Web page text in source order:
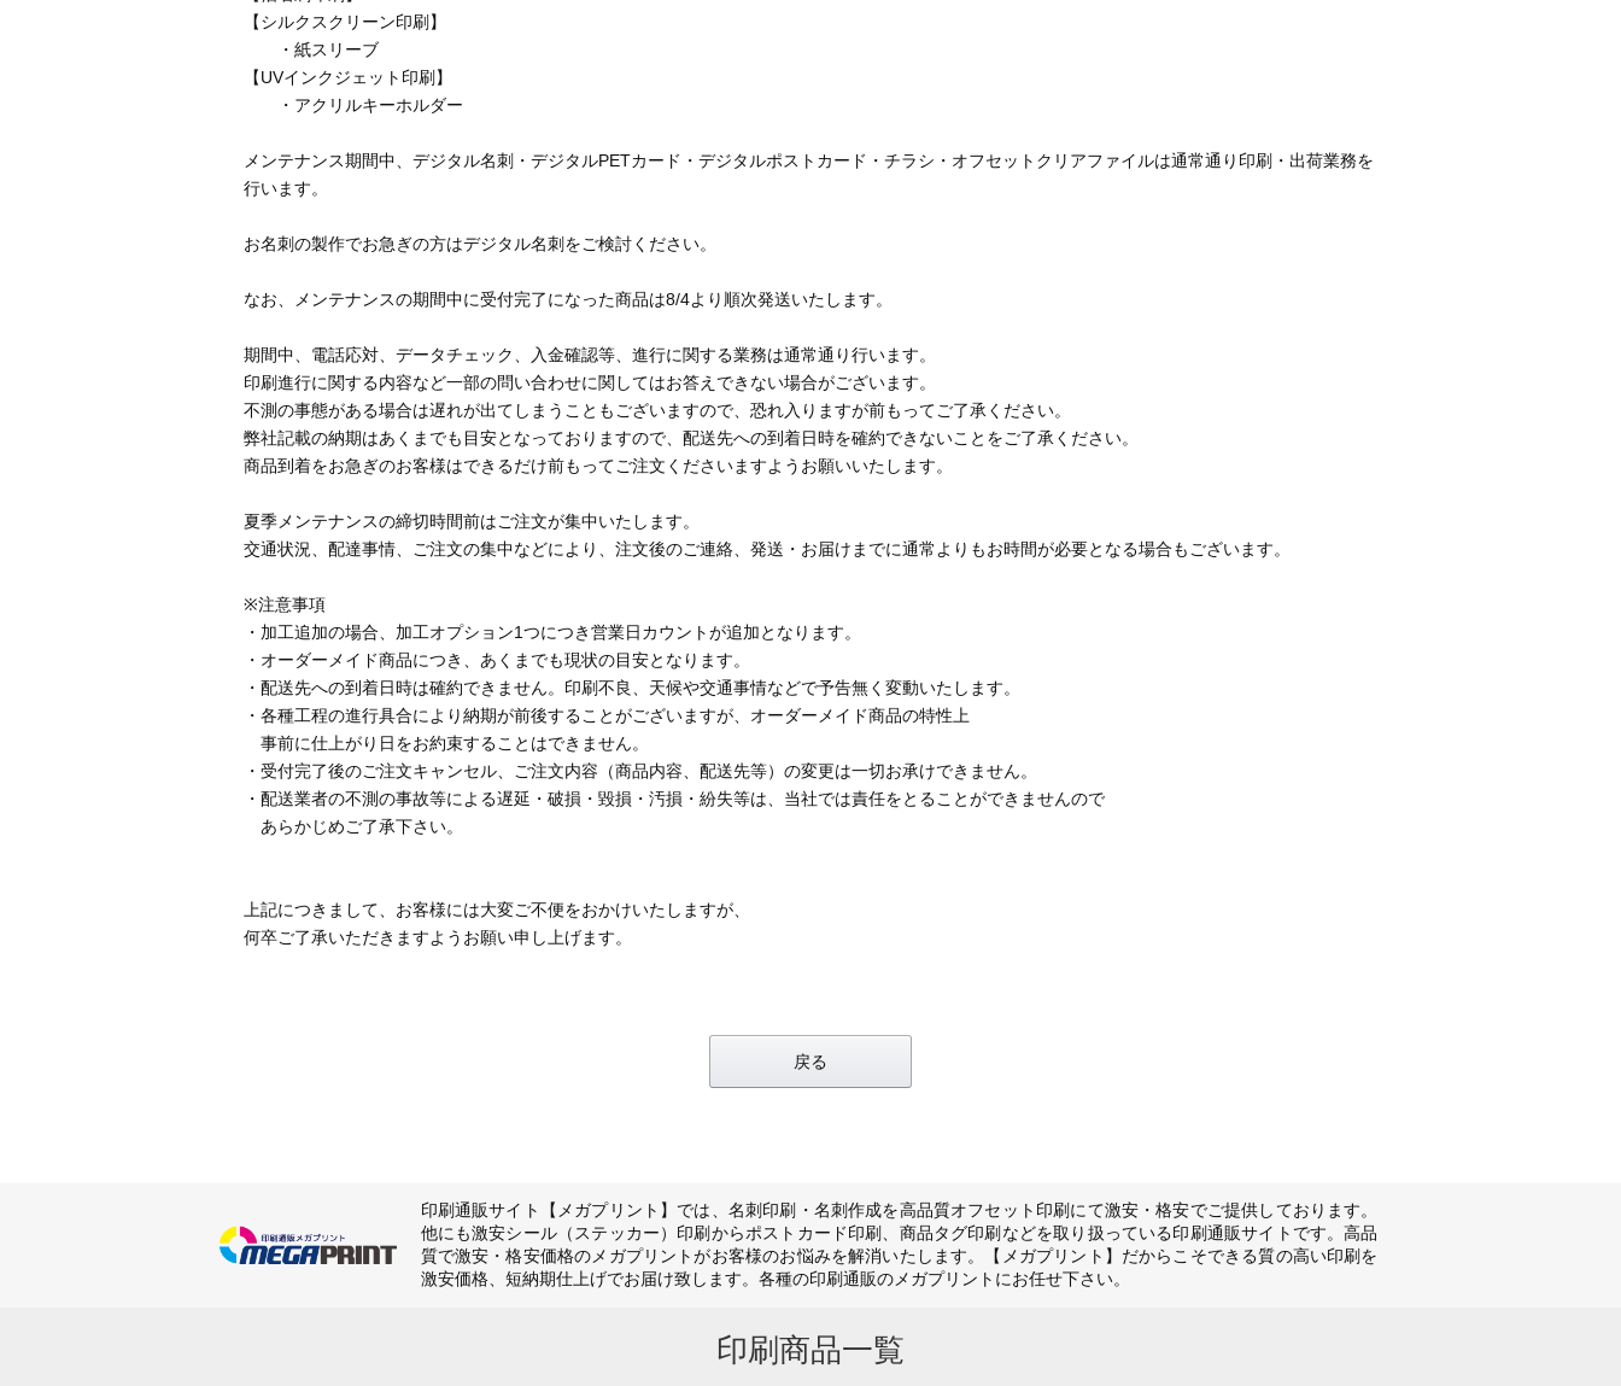
【シルクスクリーン印刷】
・紙スリーブ
【UVインクジェット印刷】
・アクリルキーホルダー
メンテナンス期間中、デジタル名刺・デジタルPETカード・デジタルポストカード・チラシ・オフセットクリアファイルは通常通り印刷・出荷業務を
行います。
お名刺の製作でお急ぎの方はデジタル名刺をご検討ください。
なお、メンテナンスの期間中に受付完了になった商品は8/4より順次発送いたします。
期間中、電話応対、データチェック、入金確認等、進行に関する業務は通常通り行います。
印刷進行に関する内容など一部の問い合わせに関してはお答えできない場合がございます。
不測の事態がある場合は遅れが出てしまうこともございますので、恐れ入りますが前もってご了承ください。
弊社記載の納期はあくまでも目安となっておりますので、配送先への到着日時を確約できないことをご了承ください。
商品到着をお急ぎのお客様はできるだけ前もってご注文くださいますようお願いいたします。
夏季メンテナンスの締切時間前はご注文が集中いたします。
交通状況、配達事情、ご注文の集中などにより、注文後のご連絡、発送・お届けまでに通常よりもお時間が必要となる場合もございます。
※注意事項
・加工追加の場合、加工オプション1つにつき営業日カウントが追加となります。
・オーダーメイド商品につき、あくまでも現状の目安となります。
・配送先への到着日時は確約できません。印刷不良、天候や交通事情などで予告無く変動いたします。
・各種工程の進行具合により納期が前後することがございますが、オーダーメイド商品の特性上
事前に仕上がり日をお約束することはできません。
・受付完了後のご注文キャンセル、ご注文内容（商品内容、配送先等）の変更は一切お承けできません。
・配送業者の不測の事故等による遅延・破損・毀損・汚損・紛失等は、当社では責任をとることができませんので
あらかじめご了承下さい。
上記につきまして、お客様には大変ご不便をおかけいたしますが、
何卒ご了承いただきますようお願い申し上げます。
戻る
印刷通販サイト【メガプリント】では、名刺印刷・名刺作成を高品質オフセット印刷にて激安・格安でご提供しております。
他にも激安シール（ステッカー）印刷からポストカード印刷、商品タグ印刷などを取り扱っている印刷通販サイトです。高品
質で激安・格安価格のメガプリントがお客様のお悩みを解消いたします。【メガプリント】だからこそできる質の高い印刷を
激安価格、短納期仕上げでお届け致します。各種の印刷通販のメガプリントにお任せ下さい。
印刷商品一覧